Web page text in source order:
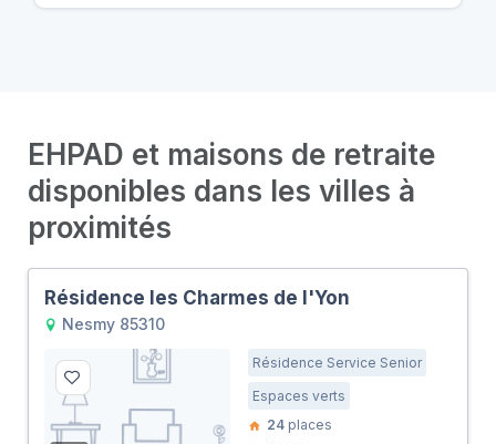
EHPAD et maisons de retraite
disponibles dans les villes à
proximités
Résidence les Charmes de l'Yon
Nesmy 85310
Résidence Service Senior
Espaces verts
24 places